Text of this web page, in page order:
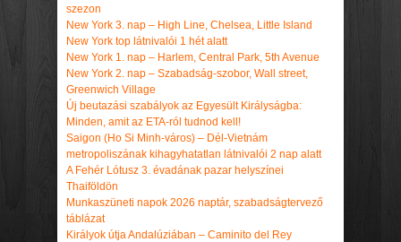
szezon
New York 3. nap – High Line, Chelsea, Little Island
New York top látnivalói 1 hét alatt
New York 1. nap – Harlem, Central Park, 5th Avenue
New York 2. nap – Szabadság-szobor, Wall street,
Greenwich Village
Új beutazási szabályok az Egyesült Királyságba:
Minden, amit az ETA-ról tudnod kell!
Saigon (Ho Si Minh-város) – Dél-Vietnám
metropoliszának kihagyhatatlan látnivalói 2 nap alatt
A Fehér Lótusz 3. évadának pazar helyszínei
Thaiföldön
Munkaszüneti napok 2026 naptár, szabadságtervező
táblázat
Királyok útja Andalúziában – Caminito del Rey